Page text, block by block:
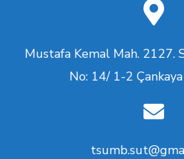
Mustafa Kemal Mah. 2127.
No: 14/ 1-2